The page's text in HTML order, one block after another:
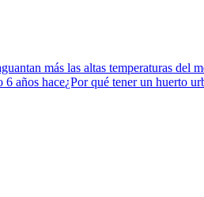
más las altas temperaturas del
6 años hace¿Por qué tener un huerto